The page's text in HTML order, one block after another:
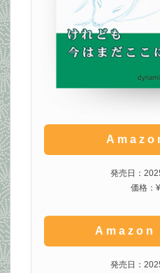
発売日：
価格：
Amazon
発売日：